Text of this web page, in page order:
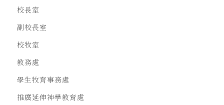
校長室
副校長室
校牧室
教務處
學生牧育事務處
推廣延伸神學教育處